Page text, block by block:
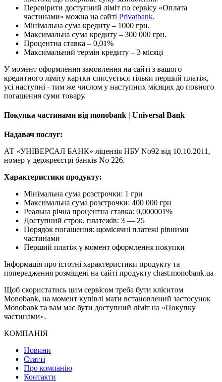
Перевірити доступний ліміт по сервісу «Оплата
частинами» можна на сайті Privatbank.
Мінімальна сума кредиту – 1000 грн.
Максимальна сума кредиту – 300 000 грн.
Процентна ставка – 0,01%
Максимальний термін кредиту – 3 місяці
У момент оформлення замовлення на сайті з вашого
кредитного ліміту картки списується тільки перший платіж,
усі наступні - тим же числом у наступних місяцях до повного
погашення суми товару.
Покупка частинами від monobank | Universal Bank
Надавач послуг:
АТ «УНІВЕРСАЛ БАНК» ліцензія НБУ No92 від 10.10.2011,
номер у держреєстрі банків No 226.
Характеристики продукту:
Мінімальна сума розстрочки: 1 грн
Максимальна сума розстрочки: 400 000 грн
Реальна річна процентна ставка: 0,000001%
Доступний строк, платежів: 3 — 25
Порядок погашення: щомісячні платежі рівними
частинами
Перший платіж у момент оформлення покупки
Інформація про істотні характеристики продукту та
попередження розміщені на сайті продукту chast.monobank.ua
Щоб скористатись цим сервісом треба бути клієнтом
Monobank, на момент купівлі мати встановлений застосунок
Monobank та вам має бути доступний ліміт на «Покупку
частинами».
КОМПАНІЯ
Новини
Статті
Про компанію
Контакти